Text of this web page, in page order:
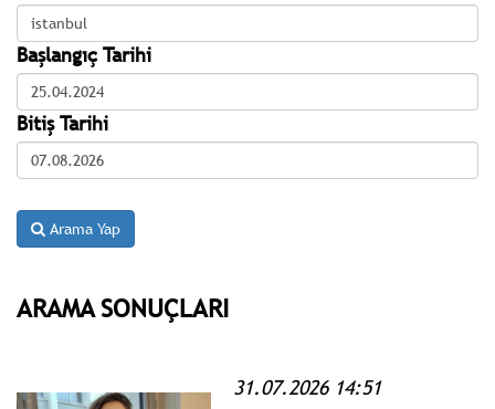
Başlangıç Tarihi
Bitiş Tarihi
Arama Yap
ARAMA SONUÇLARI
31.07.2026 14:51